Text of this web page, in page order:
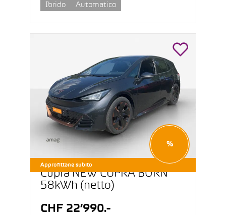
Ibrido Automatico
Approfittane subito
%
Cupra NEW CUPRA BORN
58kWh (netto)
CHF 22’990.-